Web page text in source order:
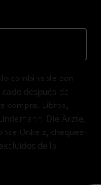
combinable con
después de
compra. Libros,
Die Ärzte,
Onkelz, cheques-
de la